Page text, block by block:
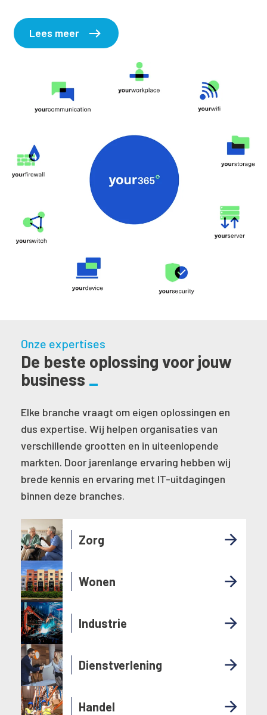
Lees meer
Onze expertises
De beste oplossing voor jouw
business
Elke branche vraagt om eigen oplossingen en
dus expertise. Wij helpen organisaties van
verschillende grootten en in uiteenlopende
markten. Door jarenlange ervaring hebben wij
brede kennis en ervaring met IT-uitdagingen
binnen deze branches.
Zorg
Wonen
Industrie
Dienstverlening
Handel